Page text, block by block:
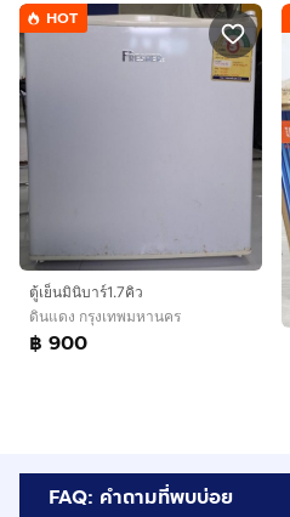
HOT
ตู้เย็นมินิบาร์1.7คิว
ดินแดง กรุงเทพมหานคร
฿ 900
FAQ: คำถามที่พบบ่อย